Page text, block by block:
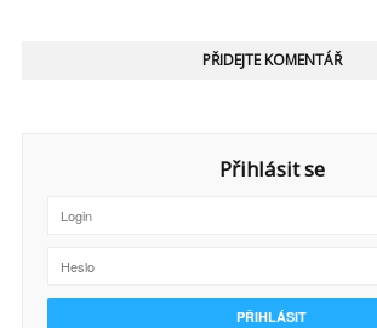
PŘIDEJTE KOMENTÁŘ
Přihlásit se